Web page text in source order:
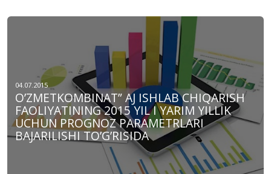
04.07.2015
O’ZMЕTKOMBINAT” AJ ISHLAB CHIQARISH
FAOLIYATINING 2015 YIL I YARIM YILLIK
UCHUN PROGNOZ PARAMЕTRLARI
BAJARILISHI TO’G’RISIDA